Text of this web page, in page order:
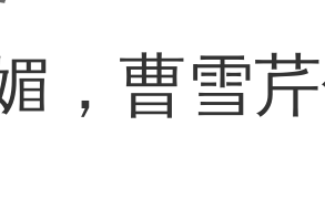
，曹雪